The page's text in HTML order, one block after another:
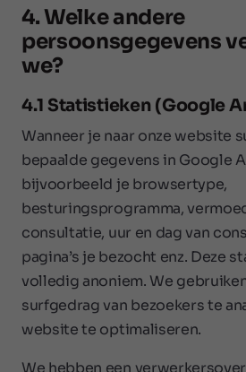
4. Welke andere
persoonsgegevens
we?
4.1 Statistieken (Google
Wanneer je naar onze website
bepaalde gegevens in Google
bijvoorbeeld je browsertype,
besturingsprogramma,
consultatie, uur en dag van
pagina’s je bezocht enz. Deze
volledig anoniem. We
surfgedrag van bezoekers te
website te optimaliseren.
We hebben een